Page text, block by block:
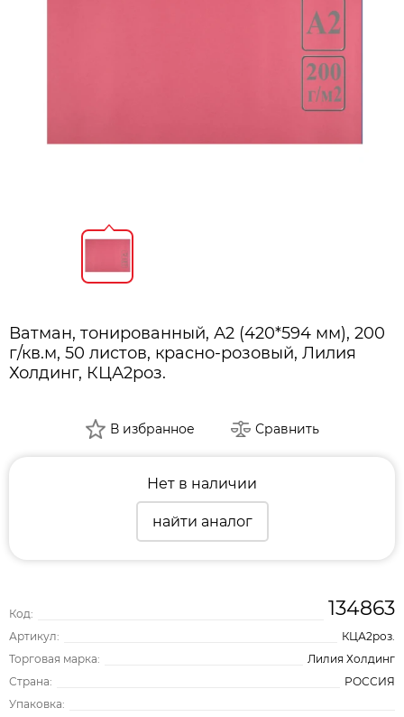
Ватман, тонированный, А2 (420*594 мм), 200
г/кв.м, 50 листов, красно-розовый, Лилия
Холдинг, КЦА2роз.
Код: 134863
Артикул:
КЦА2роз.
Торговая марка:
Лилия Холдинг
Страна:
РОССИЯ
Упаковка:
В избранное Сравнить
Нет в наличии
найти аналог